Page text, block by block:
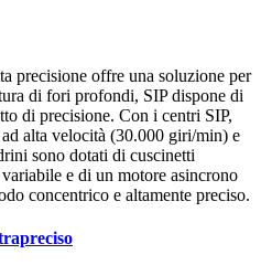
precisione offre una soluzione per
di fori profondi, SIP dispone di
di precisione. Con i centri SIP,
alta velocità (30.000 giri/min) e
sono dotati di cuscinetti
e di un motore asincrono
concentrico e altamente preciso.